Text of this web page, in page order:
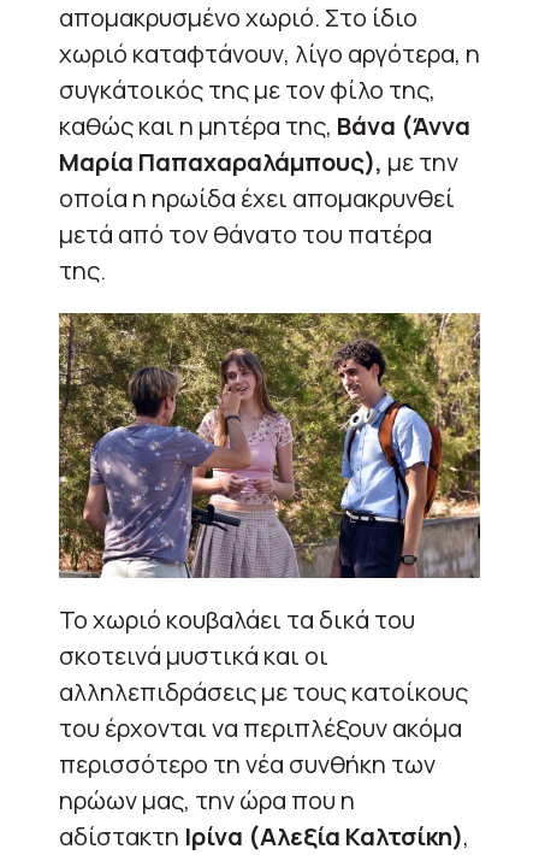
απομακρυσμένο χωριό. Στο ίδιο
χωριό καταφτάνουν, λίγο αργότερα, η
συγκάτοικός της με τον φίλο της,
καθώς και η μητέρα της, Βάνα (Άννα
Μαρία Παπαχαραλάμπους), με την
οποία η ηρωίδα έχει απομακρυνθεί
μετά από τον θάνατο του πατέρα
της.
Το χωριό κουβαλάει τα δικά του
σκοτεινά μυστικά και οι
αλληλεπιδράσεις με τους κατοίκους
του έρχονται να περιπλέξουν ακόμα
περισσότερο τη νέα συνθήκη των
ηρώων μας, την ώρα που η
αδίστακτη Ιρίνα (Αλεξία Καλτσίκη),